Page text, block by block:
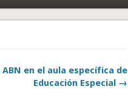
en el aula específica de
Educación Especial →